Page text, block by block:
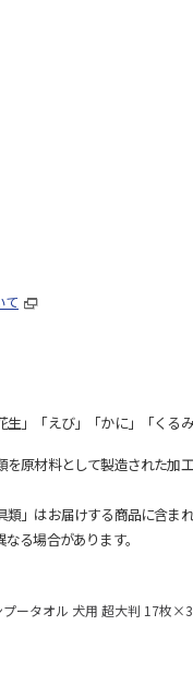
て
」「えび」「かに」「くる
原材料として製造された加
」はお届けする商品に含まれ
る場合があります。
プータオル 犬用 超大判 17枚